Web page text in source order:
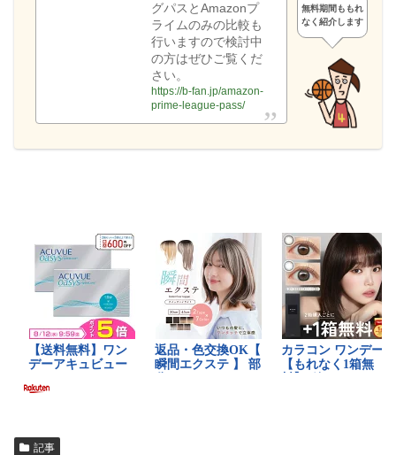
グパスとAmazonプ
ライムのみの比較も
行いますので検討中
の方はぜひご覧くだ
さい。
https://b-fan.jp/amazon-
prime-league-pass/
無料期間ももれ
なく紹介します
記事